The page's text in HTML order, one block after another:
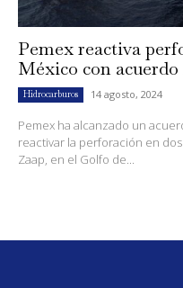
Pemex reactiva
México con
Hidrocarburos 14 agosto, 2024
Pemex ha alcanzado un
reactivar la perforación en
Zaap, en el Golfo de...